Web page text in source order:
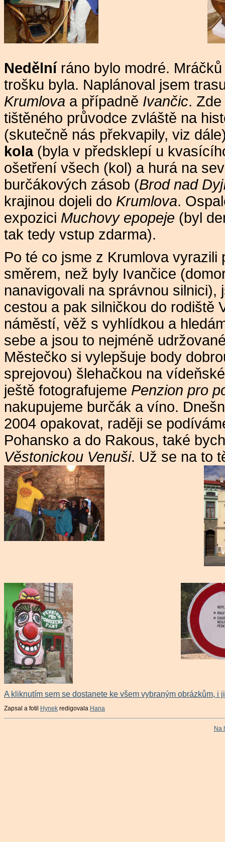
Nedělníráno bylo modré.
trošku byla. Naplánoval jsem
Krumlova a případně Ivančic.
tištěného průvodce zvláště na
(skutečně nás překvapily, viz
kola(byla v předsklepí u
ošetření všech (kol) a hurá na
burčákových zásob (Brod nad
krajinou dojeli do Krumlova.
expozici Muchovy epopeje (byl
tak tedy vstup zdarma).
Po té co jsme z Krumlova vyrazili
směrem, než byly Ivančice
nanavigovali na správnou silnici),
cestou a pak silničkou do rodiště
náměstí, věž s vyhlídkou a
sebe a jsou to nejméně
Městečko si vylepšuje body
sprejovou) šlehačkou na
ještě fotografujeme Penzion pro
nakupujeme burčák a víno.
2004 opakovat, raději se
Pohansko a do Rakous, také
Věstonickou Venuši. Už se na to
A kliknutím sem se dostanete ke všem vybraným obrázkům, i
Zapsal a fotil Hynek redigovala Hana
Na